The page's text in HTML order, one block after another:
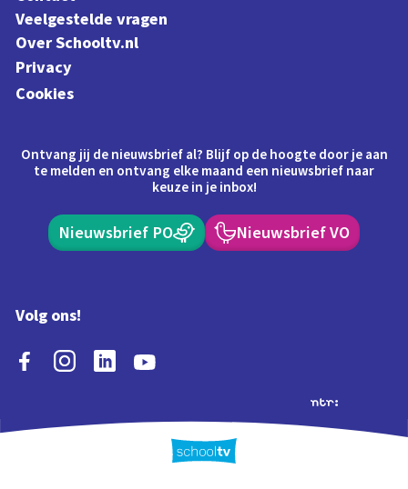
Veelgestelde vragen
Over Schooltv.nl
Privacy
Cookies
Ontvang jij de nieuwsbrief al? Blijf op de hoogte door je aan
te melden en ontvang elke maand een nieuwsbrief naar
keuze in je inbox!
Nieuwsbrief PO Nieuwsbrief VO
Volg ons!